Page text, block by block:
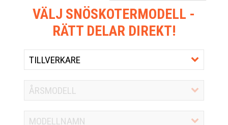
VÄLJ SNÖSKOTERMODELL -
RÄTT DELAR DIREKT!